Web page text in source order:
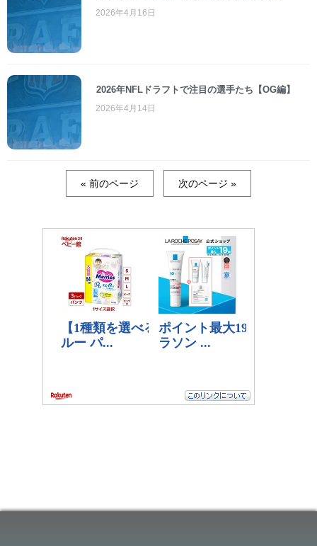
2026年4月16日
2026年NFLドラフトで注目の選手たち【OG編】
2026年4月14日
« 前のページ 次のページ »